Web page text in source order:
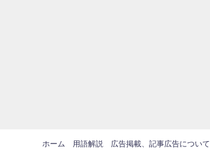
ホーム 用語解説 広告掲載、記事広告について